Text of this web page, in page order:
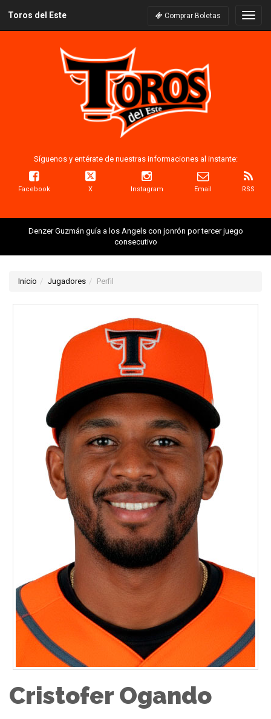
Toros del Este Comprar Boletas
Síguenos y entérate de nuestras informaciones al instante:
Facebook X Instagram Email RSS
Denzer Guzmán guía a los Angels con jonrón por tercer juego
consecutivo
Inicio Jugadores Perfil
Cristofer Ogando